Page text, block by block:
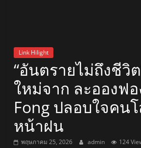
FM
ลพบุรี
Link Hilight
“อันตรายไม่ถึงชีวิต
ใหม่จาก ละอองฟอ
Fong ปลอบใจคน
หน้าฝน
พฤษภาคม 25, 2026 admin 124